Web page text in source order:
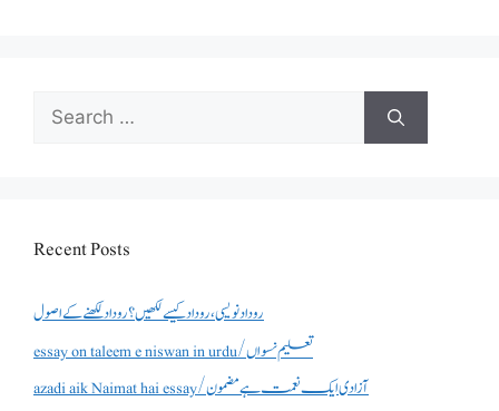
Search
for:
Recent Posts
روداد نویسی ،روداد کیسے لکھیں؟ روداد لکھنے کے اصول
essay on taleem e niswan in urdu/تعلیم نسواں
azadi aik Naimat hai essay/آزادی ایک نعمت ہے مضمون